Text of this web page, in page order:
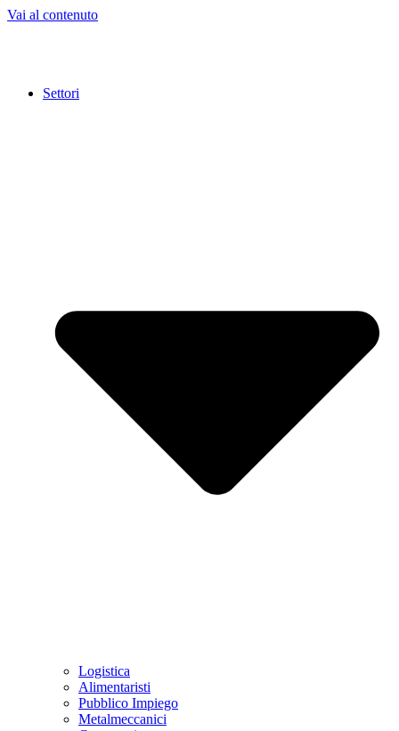
Vai al contenuto
Settori
Logistica
Alimentaristi
Pubblico Impiego
Metalmeccanici